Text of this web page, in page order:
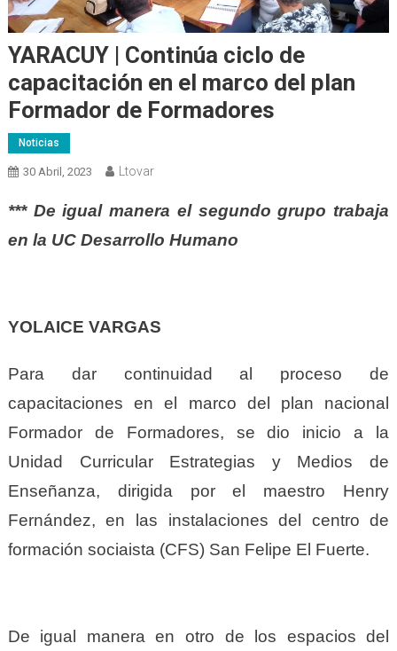
YARACUY | Continúa ciclo de
capacitación en el marco del plan
Formador de Formadores
Noticias
30 Abril, 2023 Ltovar
*** De igual manera el segundo grupo trabaja
en la UC Desarrollo Humano
YOLAICE VARGAS
Para dar continuidad al proceso de
capacitaciones en el marco del plan nacional
Formador de Formadores, se dio inicio a la
Unidad Curricular Estrategias y Medios de
Enseñanza, dirigida por el maestro Henry
Fernández, en las instalaciones del centro de
formación sociaista (CFS) San Felipe El Fuerte.
De igual manera en otro de los espacios del